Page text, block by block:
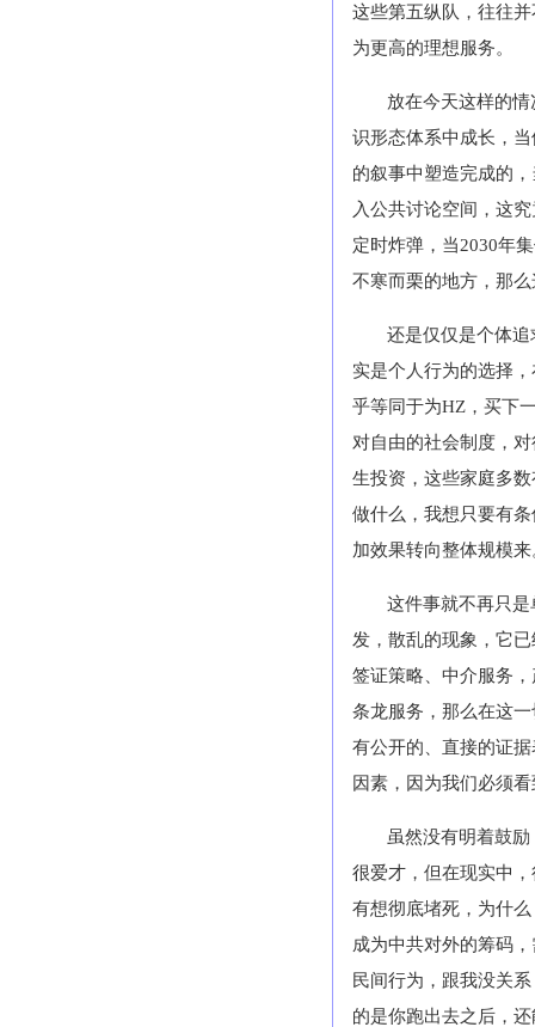
这些第五纵队，往往
为更高的理想服务。
放在今天这样的
识形态体系中成长，
的叙事中塑造完成的
入公共讨论空间，这
定时炸弹，当2030年
不寒而栗的地方，那
还是仅仅是个体
实是个人行为的选择
乎等同于为HZ，买下
对自由的社会制度，
生投资，这些家庭多
做什么，我想只要有
加效果转向整体规模来
这件事就不再只
发，散乱的现象，它
签证策略、中介服务
条龙服务，那么在这
有公开的、直接的证
因素，因为我们必须
虽然没有明着鼓
很爱才，但在现实中
有想彻底堵死，为什
成为中共对外的筹码
民间行为，跟我没关
的是你跑出去之后，